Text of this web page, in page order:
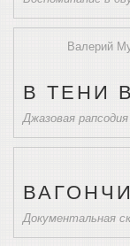
Валерий
В ТЕНИ
Джазовая рапсодия
Документальная